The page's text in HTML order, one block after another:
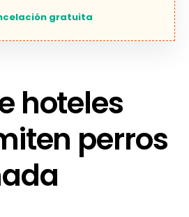
gratuita
hoteles
perros